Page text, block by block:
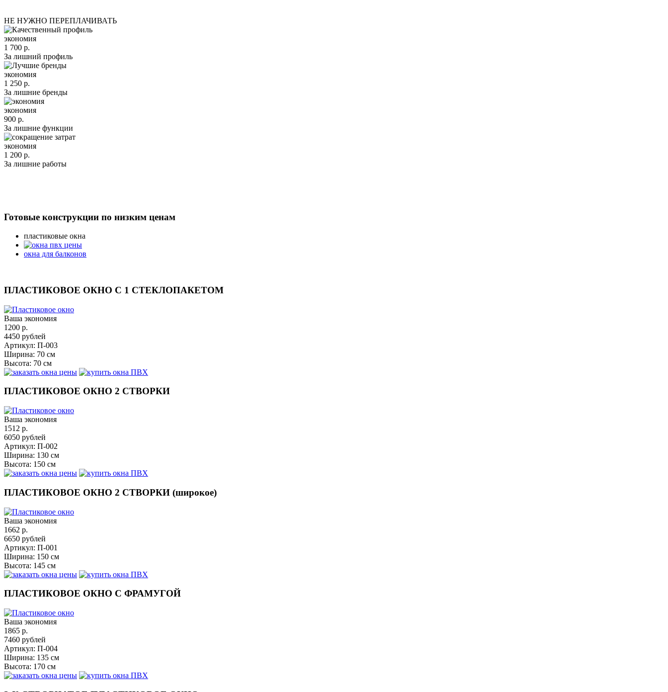
НЕ НУЖНО ПЕРЕПЛАЧИВАТЬ
экономия
1 700 р.
За лишний профиль
экономия
1 250 р.
За лишние бренды
экономия
900 р.
За лишние функции
экономия
1 200 р.
За лишние работы
Готовые конструкции по низким ценам
пластиковые окна
окна для балконов
ПЛАСТИКОВОЕ ОКНО С 1 СТЕКЛОПАКЕТОМ
Ваша экономия
1200 р.
4450 рублей
Артикул: П-003
Ширина: 70 см
Высота: 70 см
ПЛАСТИКОВОЕ ОКНО 2 СТВОРКИ
Ваша экономия
1512 р.
6050 рублей
Артикул: П-002
Ширина: 130 см
Высота: 150 см
ПЛАСТИКОВОЕ ОКНО 2 СТВОРКИ (широкое)
Ваша экономия
1662 р.
6650 рублей
Артикул: П-001
Ширина: 150 см
Высота: 145 см
ПЛАСТИКОВОЕ ОКНО С ФРАМУГОЙ
Ваша экономия
1865 р.
7460 рублей
Артикул: П-004
Ширина: 135 см
Высота: 170 см